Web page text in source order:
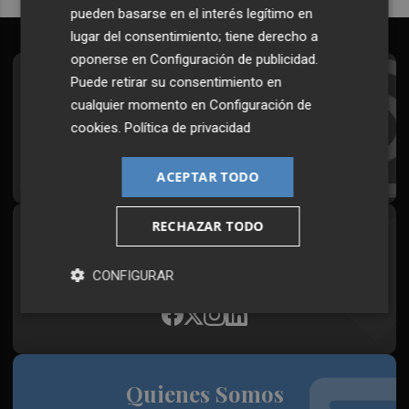
Suscríbete al Boletín
Todos los días a primera hora en tu email
¡Quiero suscribirme!
Síguenos en redes
Plaza Podcast, desde cualquier medio
Quienes Somos
pueden basarse en el interés legítimo en
lugar del consentimiento; tiene derecho a
oponerse enConfiguración de publicidad
Puede retirar su consentimiento en
cualquier momento enConfiguración de
cookies .Política de privacidad
ACEPTAR TODO
RECHAZAR TODO
CONFIGURAR